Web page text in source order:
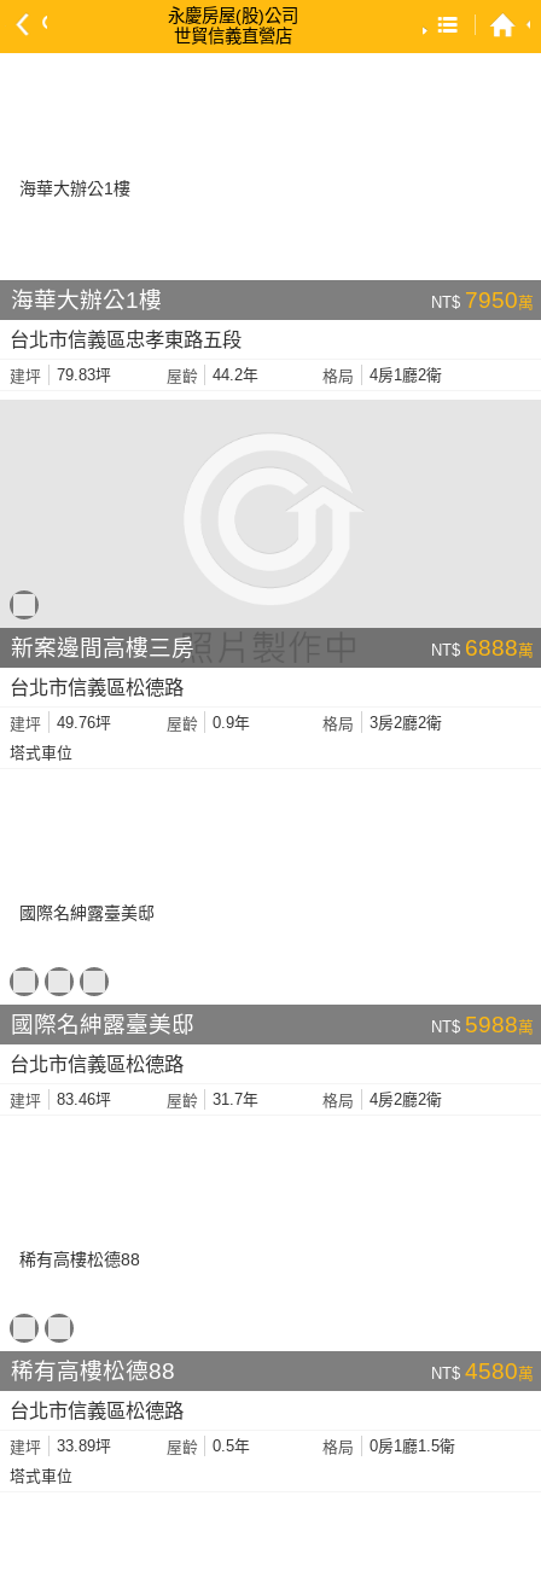
永慶房屋(股)公司
世貿信義直營店
依建物坪數 大 → 小
依土地坪數 大 → 小
海華大辦公1樓 NT$ 7950萬
台北市信義區忠孝東路五段
建坪 79.83坪 屋齡 44.2年 格局 4房1廳2衛
新案邊間高樓三房 NT$ 6888萬
台北市信義區松德路
建坪 49.76坪 屋齡 0.9年 格局
3房2廳2衛
塔式車位
國際名紳露臺美邸 NT$ 5988萬
台北市信義區松德路
建坪 83.46坪 屋齡 31.7年 格局 4房2廳2衛
稀有高樓松德88 NT$ 4580萬
台北市信義區松德路
建坪 33.89坪 屋齡 0.5年 格局
0房1廳1.5衛
塔式車位